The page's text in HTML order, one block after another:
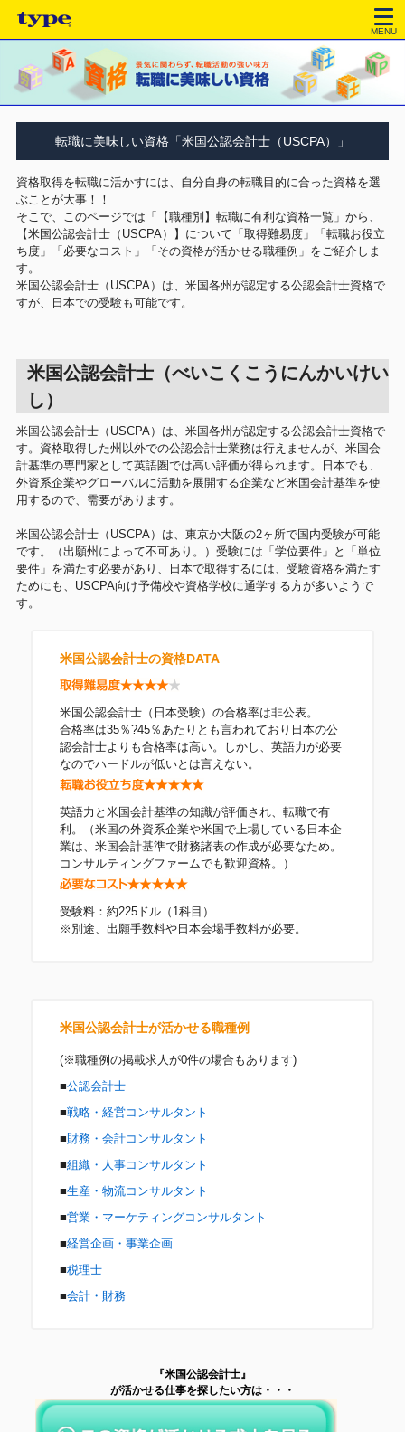
MENU
転職に美味しい資格「米国公認会計士（USCPA）」
資格取得を転職に活かすには、自分自身の転職目的に合った資格を選
ぶことが大事！！
そこで、このページでは「【職種別】転職に有利な資格一覧」から、
【米国公認会計士（USCPA）】について「取得難易度」「転職お役立
ち度」「必要なコスト」「その資格が活かせる職種例」をご紹介しま
す。
米国公認会計士（USCPA）は、米国各州が認定する公認会計士資格で
すが、日本での受験も可能です。
米国公認会計士（べいこくこうにんかいけい
し）
米国公認会計士（USCPA）は、米国各州が認定する公認会計士資格で
す。資格取得した州以外での公認会計士業務は行えませんが、米国会
計基準の専門家として英語圏では高い評価が得られます。日本でも、
外資系企業やグローバルに活動を展開する企業など米国会計基準を使
用するので、需要があります。
米国公認会計士（USCPA）は、東京か大阪の2ヶ所で国内受験が可能
です。（出願州によって不可あり。）受験には「学位要件」と「単位
要件」を満たす必要があり、日本で取得するには、受験資格を満たす
ためにも、USCPA向け予備校や資格学校に通学する方が多いようで
す。
米国公認会計士の資格DATA
米国公認会計士（日本受験）の合格率は非公表。
合格率は35％?45％あたりとも言われており日本の公
認会計士よりも合格率は高い。しかし、英語力が必要
なのでハードルが低いとは言えない。
英語力と米国会計基準の知識が評価され、転職で有
利。（米国の外資系企業や米国で上場している日本企
業は、米国会計基準で財務諸表の作成が必要なため。
コンサルティングファームでも歓迎資格。）
受験料：約225ドル（1科目）
※別途、出願手数料や日本会場手数料が必要。
米国公認会計士が活かせる職種例
(※職種例の掲載求人が0件の場合もあります)
■公認会計士
■戦略・経営コンサルタント
■財務・会計コンサルタント
■組織・人事コンサルタント
■生産・物流コンサルタント
■営業・マーケティングコンサルタント
■経営企画・事業企画
■税理士
■会計・財務
『米国公認会計士』
が活かせる仕事を探したい方は・・・